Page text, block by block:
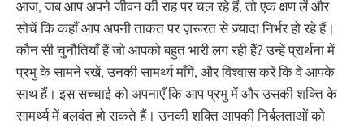
आज, जब आप अपने जीवन की राह पर चल रहे हैं, तो एक क्षण लें और
सोचें कि कहाँ आप अपनी ताकत पर ज़रूरत से ज़्यादा निर्भर हो रहे हैं।
कौन सी चुनौतियाँ हैं जो आपको बहुत भारी लग रही हैं? उन्हें प्रार्थना में
प्रभु के सामने रखें, उनकी सामर्थ्य माँगें, और विश्वास करें कि वे आपके
साथ हैं। इस सच्चाई को अपनाएँ कि आप प्रभु में और उसकी शक्ति के
सामर्थ्य में बलवंत हो सकते हैं। उनकी शक्ति आपकी निर्बलताओं को